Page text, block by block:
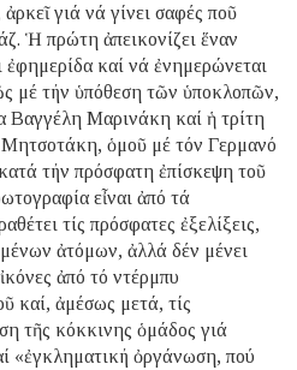
γιά νά γίνει σαφές ποῦ
Ἡ πρώτη ἀπεικονίζει ἕναν
ἐφημερίδα καί νά ἐνημερώνεται
μέ τήν ὑπόθεση τῶν ὑποκλοπῶν,
Βαγγέλη Μαρινάκη καί ἡ τρίτη
ὁμοῦ μέ τόν Γερμανό
τήν πρόσφατη ἐπίσκεψη τοῦ
εἶναι ἀπό τά
τίς πρόσφατες ἐξελίξεις,
ἀτόμων, ἀλλά δέν μένει
ἀπό τό ντέρμπυ
καί, ἀμέσως μετά, τίς
τῆς κόκκινης ὁμάδος γιά
«ἐγκληματική ὀργάνωση, πού